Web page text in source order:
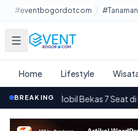
Lewati ke konten utama
#eventbogordotcom
Home Lifestyle
BREAKING
16.50Mobil Bekas 7 Seat di